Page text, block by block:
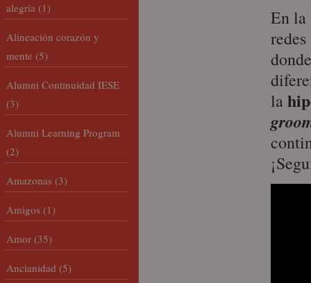
En la
la
alegría (1)
Alineación corazón y
mente (5)
Alumni Continuidad IESE
(3)
Alumni Learning Program
(2)
Amazonas (3)
Amigos (1)
Amor (35)
Ancianidad (5)